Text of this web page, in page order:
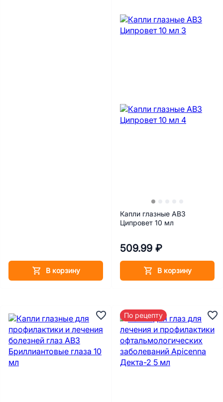
В корзину
Капли глазные АВЗ
Ципровет 10 мл
509.99 ₽
В корзину
По рецепту